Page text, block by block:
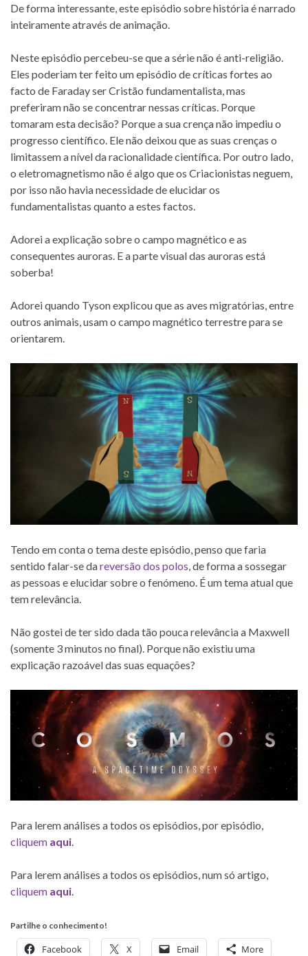
De forma interessante, este episódio sobre história é narrado
inteiramente através de animação.
Neste episódio percebeu-se que a série não é anti-religião.
Eles poderiam ter feito um episódio de críticas fortes ao
facto de Faraday ser Cristão fundamentalista, mas
preferiram não se concentrar nessas críticas. Porque
tomaram esta decisão? Porque a sua crença não impediu o
progresso científico. Ele não deixou que as suas crenças o
limitassem a nível da racionalidade científica. Por outro lado,
o eletromagnetismo não é algo que os Criacionistas neguem,
por isso não havia necessidade de elucidar os
fundamentalistas quanto a estes factos.
Adorei a explicação sobre o campo magnético e as
consequentes auroras. E a parte visual das auroras está
soberba!
Adorei quando Tyson explicou que as aves migratórias, entre
outros animais, usam o campo magnético terrestre para se
orientarem.
Tendo em conta o tema deste episódio, penso que faria
sentido falar-se dareversão dos polos, de forma a sossegar
as pessoas e elucidar sobre o fenómeno. É um tema atual que
tem relevância.
Não gostei de ter sido dada tão pouca relevância a Maxwell
(somente 3 minutos no final). Porque não existiu uma
explicação razoável das suas equações?
Para lerem análises a todos os episódios, por episódio,
cliquem aqui
Para lerem análises a todos os episódios, num só artigo,
cliquem aqui
Partilhe o conhecimento!
Facebook X Email More